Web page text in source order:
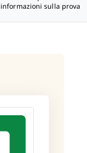
informazioni sulla prova